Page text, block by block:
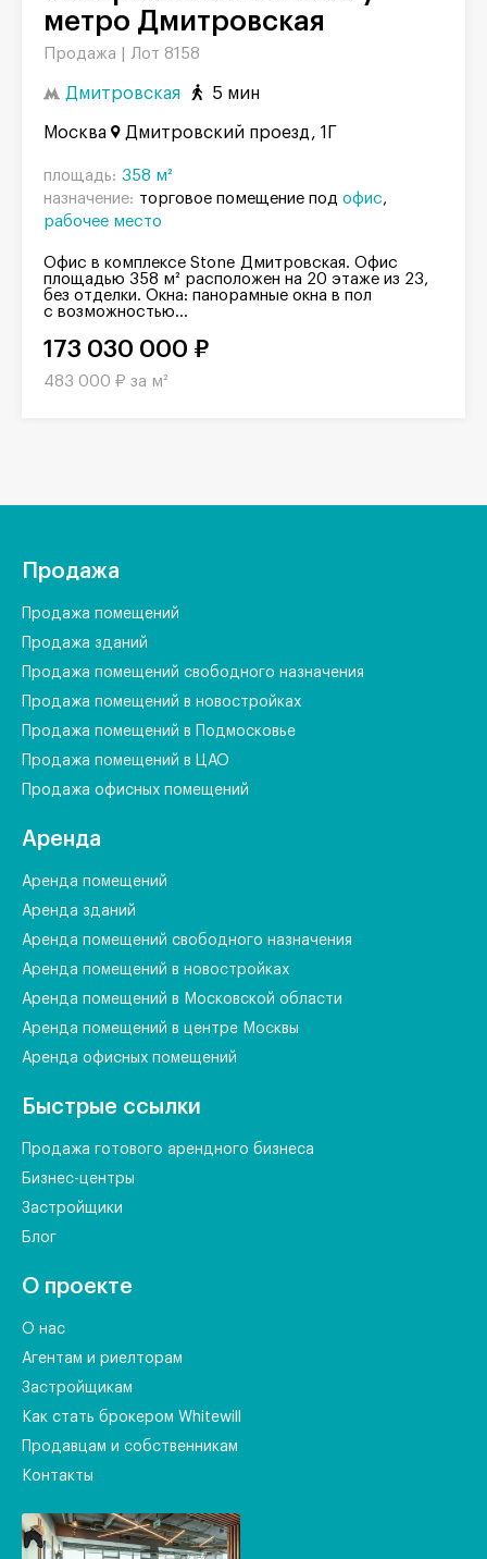
метро Дмитровская
Продажа | Лот 8158
Дмитровская 5 мин
Москва Дмитровский проезд, 1Г
площадь: 358 м²
назначение: торговое помещение под офис
рабочее место
Офис в комплексе Stone Дмитровская. Офис
площадью 358 м² расположен на 20 этаже из 23,
без отделки. Окна: панорамные окна в пол
с возможностью...
173 030 000 ₽
483 000 ₽ за м²
Продажа
Продажа помещений
Продажа зданий
Продажа помещений свободного назначения
Продажа помещений в новостройках
Продажа помещений в Подмосковье
Продажа помещений в ЦАО
Продажа офисных помещений
Аренда
Аренда помещений
Аренда зданий
Аренда помещений свободного назначения
Аренда помещений в новостройках
Аренда помещений в Московской области
Аренда помещений в центре Москвы
Аренда офисных помещений
Быстрые ссылки
Продажа готового арендного бизнеса
Бизнес-центры
Застройщики
Блог
О проекте
О нас
Агентам и риелторам
Застройщикам
Как стать брокером Whitewill
Продавцам и собственникам
Контакты